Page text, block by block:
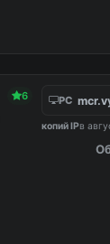
6 PC
копий IPв